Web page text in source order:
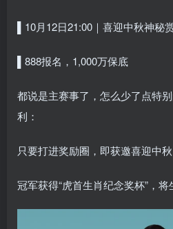
▌10月12日21:00｜喜迎中秋神秘
▌888报名，1,000万保底
都说是主赛事了，怎么少了点特
利：
只要打进奖励圈，即获邀喜迎中
冠军获得“虎首生肖纪念奖杯”，